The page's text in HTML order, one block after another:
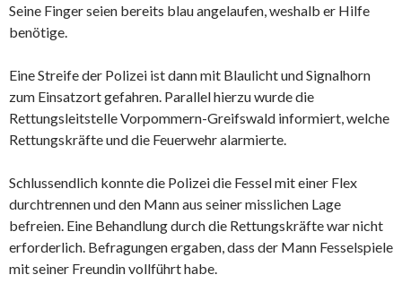
Seine Finger seien bereits blau angelaufen, weshalb er Hilfe
benötige.
Eine Streife der Polizei ist dann mit Blaulicht und Signalhorn
zum Einsatzort gefahren. Parallel hierzu wurde die
Rettungsleitstelle Vorpommern-Greifswald informiert, welche
Rettungskräfte und die Feuerwehr alarmierte.
Schlussendlich konnte die Polizei die Fessel mit einer Flex
durchtrennen und den Mann aus seiner misslichen Lage
befreien. Eine Behandlung durch die Rettungskräfte war nicht
erforderlich. Befragungen ergaben, dass der Mann Fesselspiele
mit seiner Freundin vollführt habe.